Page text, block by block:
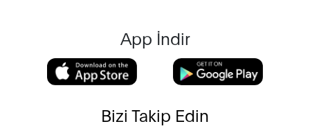
App İndir
Bizi Takip Edin